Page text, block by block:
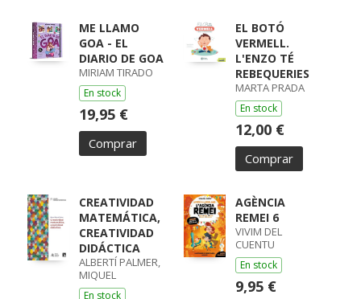
ME LLAMO
GOA - EL
DIARIO DE GOA
MIRIAM TIRADO
En stock
19,95 €
Comprar
EL BOTÓ
VERMELL.
L'ENZO TÉ
REBEQUERIES
MARTA PRADA
En stock
12,00 €
Comprar
CREATIVIDAD
MATEMÁTICA,
CREATIVIDAD
DIDÁCTICA
ALBERTÍ PALMER,
MIQUEL
En stock
AGÈNCIA
REMEI 6
VIVIM DEL
CUENTU
En stock
9,95 €